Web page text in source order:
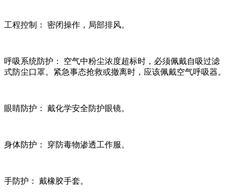
工程控制： 密闭操作，局部排风。
呼吸系统防护： 空气中粉尘浓度超标时，必须佩戴自吸过滤
式防尘口罩。紧急事态抢救或撤离时，应该佩戴空气呼吸器。
眼睛防护： 戴化学安全防护眼镜。
身体防护： 穿防毒物渗透工作服。
手防护： 戴橡胶手套。